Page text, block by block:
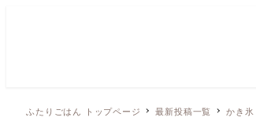
ふたりごはん トップページ 最新投稿一覧 かき氷